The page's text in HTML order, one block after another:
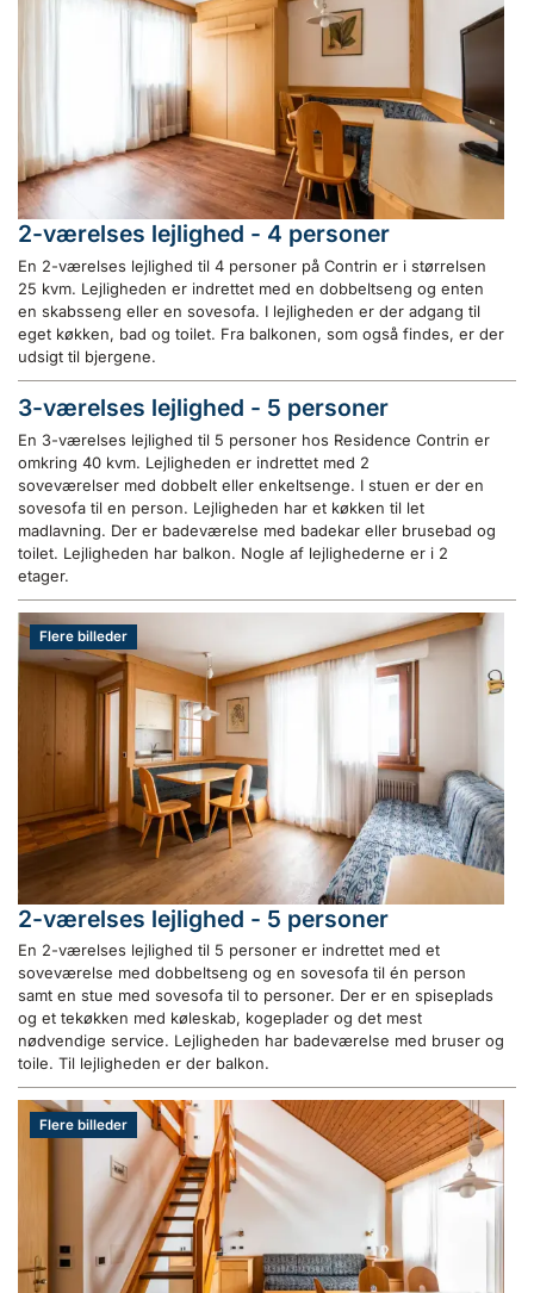
2-værelses lejlighed - 4 personer
En 2-værelses lejlighed til 4 personer på Contrin er i størrelsen
25 kvm. Lejligheden er indrettet med en dobbeltseng og enten
en skabsseng eller en sovesofa. I lejligheden er der adgang til
eget køkken, bad og toilet. Fra balkonen, som også findes, er der
udsigt til bjergene.
3-værelses lejlighed - 5 personer
En 3-værelses lejlighed til 5 personer hos Residence Contrin er
omkring 40 kvm. Lejligheden er indrettet med 2
soveværelser med dobbelt eller enkeltsenge. I stuen er der en
sovesofa til en person. Lejligheden har et køkken til let
madlavning. Der er badeværelse med badekar eller brusebad og
toilet. Lejligheden har balkon. Nogle af lejlighederne er i 2
etager.
Flere billeder
2-værelses lejlighed - 5 personer
En 2-værelses lejlighed til 5 personer er indrettet med et
soveværelse med dobbeltseng og en sovesofa til én person
samt en stue med sovesofa til to personer. Der er en spiseplads
og et tekøkken med køleskab, kogeplader og det mest
nødvendige service. Lejligheden har badeværelse med bruser og
toile. Til lejligheden er der balkon.
Flere billeder